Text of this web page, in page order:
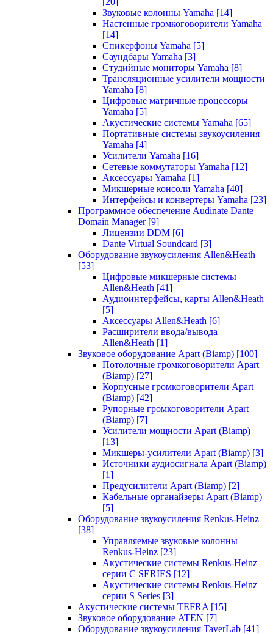
Звуковые колонны Yamaha [14]
Настенные громкоговорители Yamaha
[14]
Спикерфоны Yamaha [5]
Саундбары Yamaha [3]
Студийные мониторы Yamaha [8]
Трансляционные усилители мощности
Yamaha [8]
Цифровые матричные процессоры
Yamaha [5]
Акустические системы Yamaha [65]
Портативные системы звукоусиления
Yamaha [4]
Усилители Yamaha [16]
Сетевые коммутаторы Yamaha [12]
Аксессуары Yamaha [1]
Микшерные консоли Yamaha [40]
Интерфейсы и конвертеры Yamaha [23]
Программное обеспечение Audinate Dante
Domain Manager [9]
Лицензии DDM [6]
Dante Virtual Soundcard [3]
Оборудование звукоусиления Allen&Heath
[53]
Цифровые микшерные системы
Allen&Heath [41]
Аудиоинтерфейсы, карты Allen&Heath
[5]
Аксессуары Allen&Heath [6]
Расширители ввода/вывода
Allen&Heath [1]
Звуковое оборудование Apart (Biamp) [100]
Потолочные громкоговорители Apart
(Biamp) [27]
Корпусные громкоговорители Apart
(Biamp) [42]
Рупорные громкоговорители Apart
(Biamp) [7]
Усилители мощности Apart (Biamp)
[13]
Микшеры-усилители Apart (Biamp) [3]
Источники аудиосигнала Apart (Biamp)
[1]
Предусилители Apart (Biamp) [2]
Кабельные органайзеры Apart (Biamp)
[5]
Оборудование звукоусиления Renkus-Heinz
[38]
Управляемые звуковые колонны
Renkus-Heinz [23]
Акустические системы Renkus-Heinz
серии C SERIES [12]
Акустические системы Renkus-Heinz
серии S Series [3]
Акустические системы TEFRA [15]
Звуковое оборудование ATEN [7]
Оборудование звукоусиления TaverLab [41]